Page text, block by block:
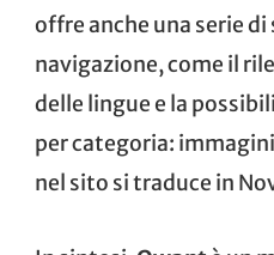
offre anche una serie
navigazione, come il
delle lingue e la
per categoria:
nel sito si traduce in